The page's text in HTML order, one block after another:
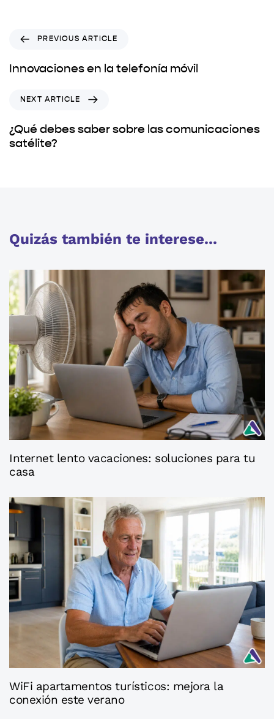
PREVIOUS ARTICLE
Innovaciones en la telefonía móvil
NEXT ARTICLE
¿Qué debes saber sobre las comunicaciones
satélite?
Quizás también te interese...
Internet lento vacaciones: soluciones para tu
casa
WiFi apartamentos turísticos: mejora la
conexión este verano